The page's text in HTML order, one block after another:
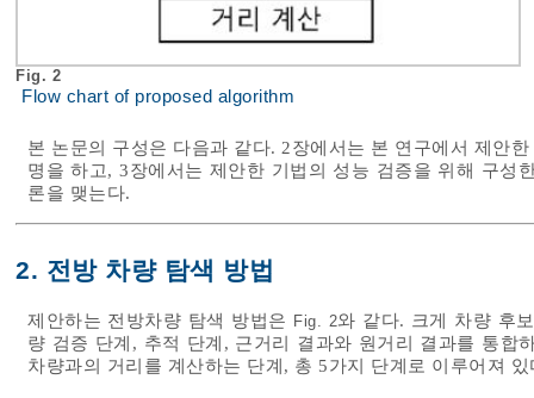
Fig. 2
Flow chart of proposed algorithm
본 논문의 구성은 다음과 같다. 2장에서는 본 연구에서 제안
명을 하고, 3장에서는 제안한 기법의 성능 검증을 위해 구성
론을 맺는다.
2. 전방 차량 탐색 방법
제안하는 전방차량 탐색 방법은 Fig. 2와 같다. 크게 차량 후
량 검증 단계, 추적 단계, 근거리 결과와 원거리 결과를 통합
차량과의 거리를 계산하는 단계, 총 5가지 단계로 이루어져 있